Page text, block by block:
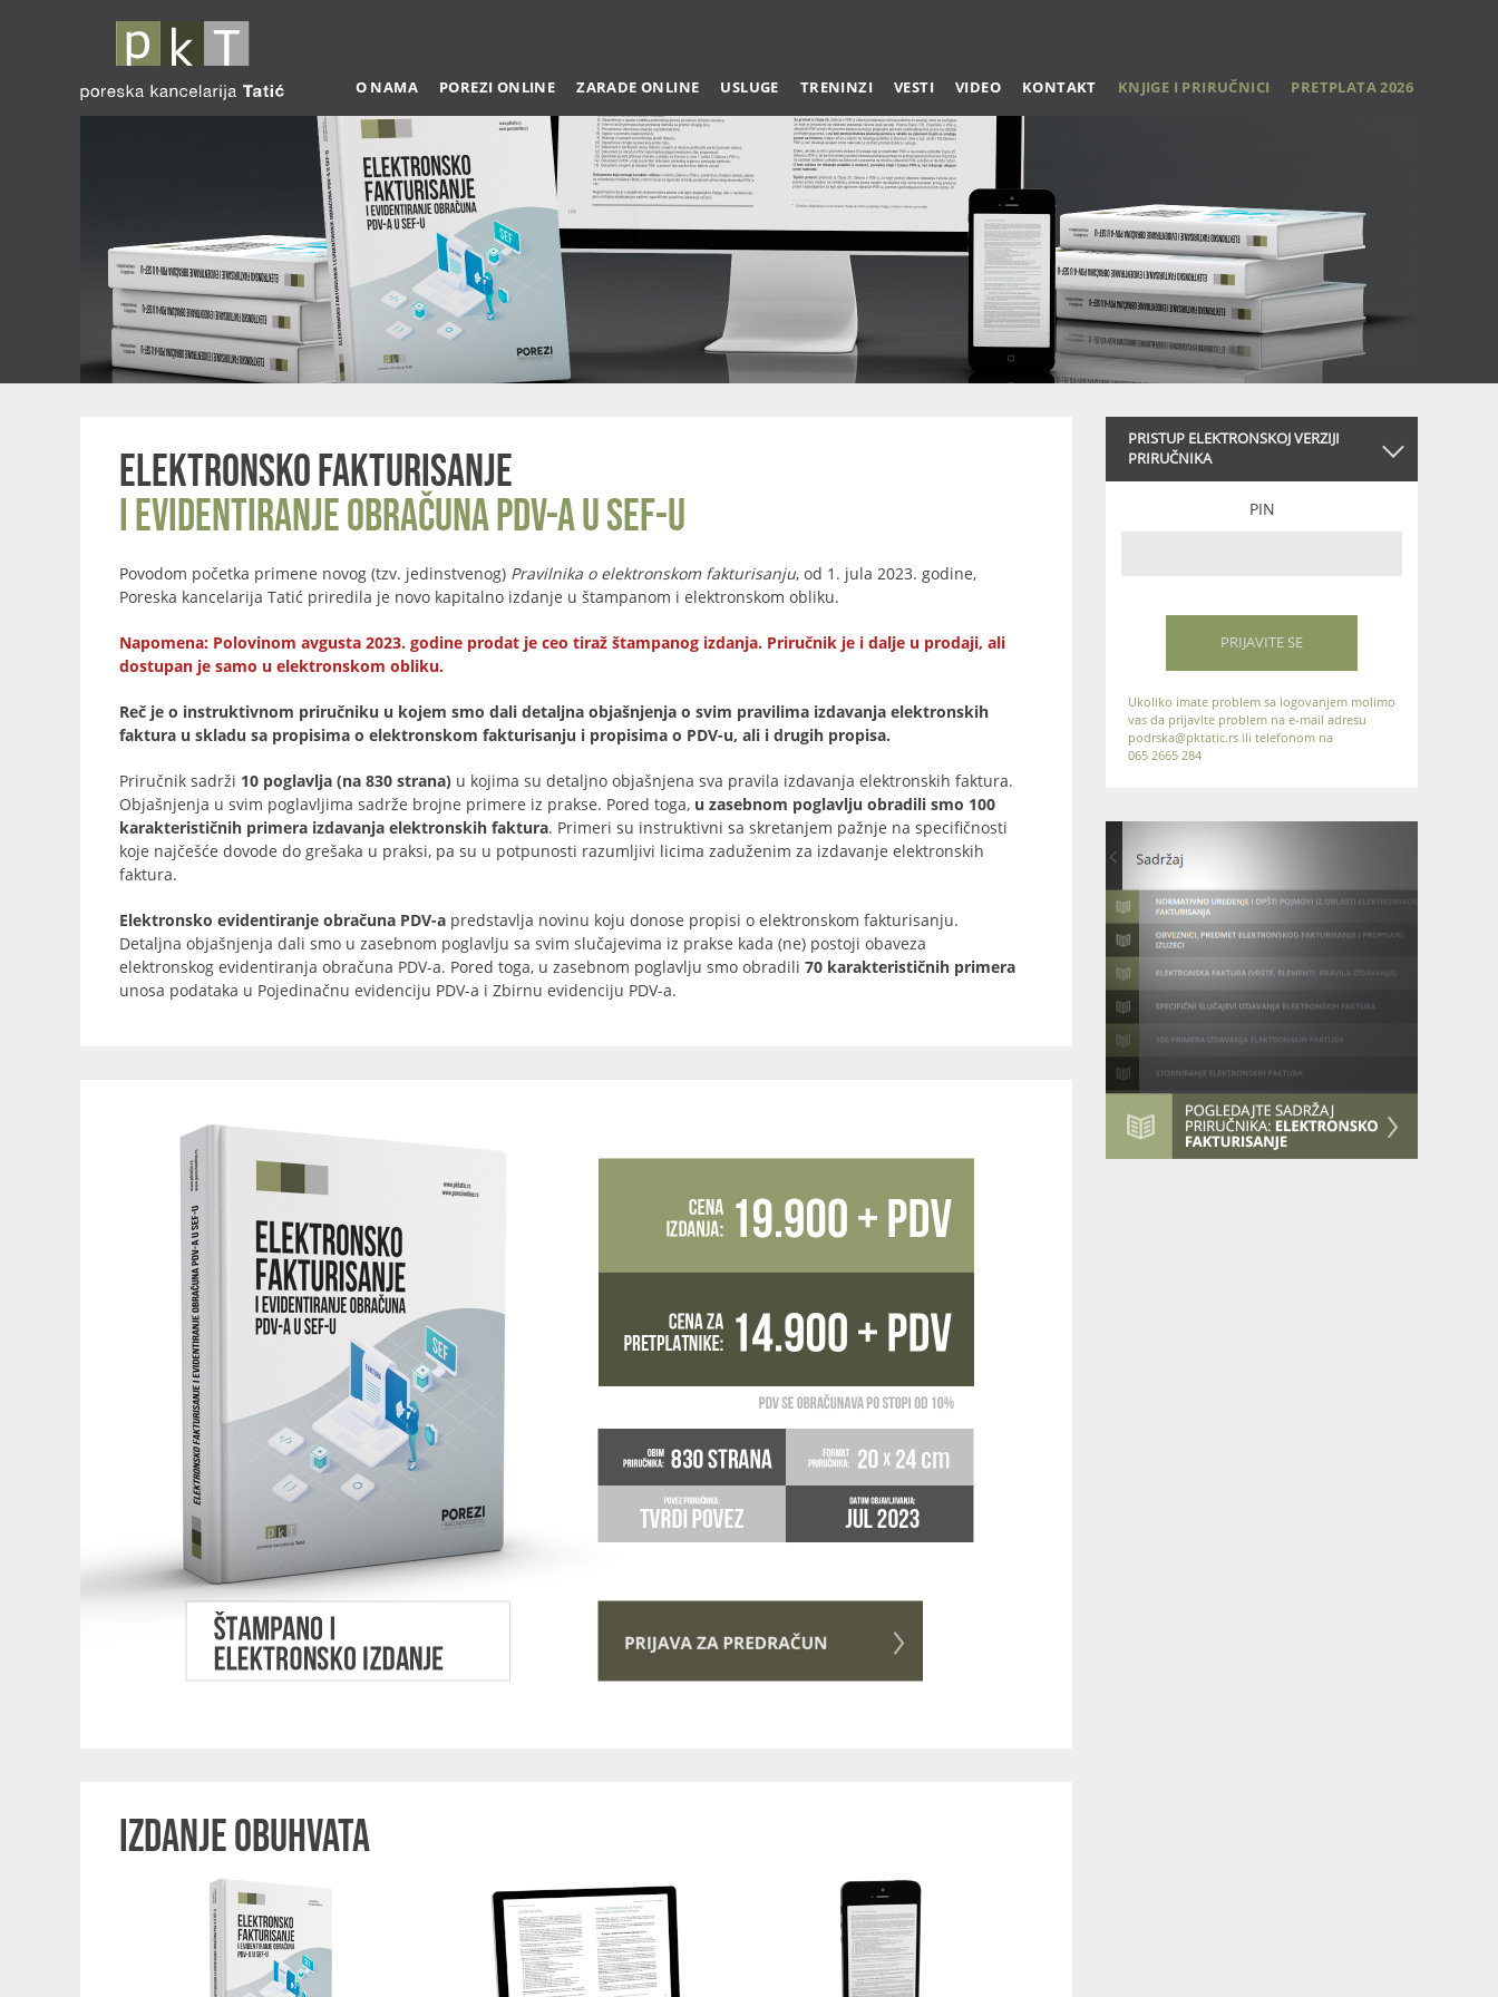
O NAMA POREZI ONLINE ZARADE ONLINE USLUGE TRENINZI VESTI VIDEO KONTAKT KNJIGE I PRIRUČNICI PRETPLATA 2026
Elektronsko fakturisanje
i evidentiranje obračuna PDV-a u SEF-u
Povodom početka primene novog (tzv. jedinstvenog) Pravilnika o elektronskom fakturisanju, od 1. jula 2023. godine,
Poreska kancelarija Tatić priredila je novo kapitalno izdanje u štampanom i elektronskom obliku.
Napomena: Polovinom avgusta 2023. godine prodat je ceo tiraž štampanog izdanja. Priručnik je i dalje u prodaji, ali
dostupan je samo u elektronskom obliku.
Reč je o instruktivnom priručniku u kojem smo dali detaljna objašnjenja o svim pravilima izdavanja elektronskih
faktura u skladu sa propisima o elektronskom fakturisanju i propisima o PDV-u, ali i drugih propisa.
Priručnik sadrži 10 poglavlja (na 830 strana) u kojima su detaljno objašnjena sva pravila izdavanja elektronskih faktura.
Objašnjenja u svim poglavljima sadrže brojne primere iz prakse. Pored toga, u zasebnom poglavlju obradili smo 100
karakterističnih primera izdavanja elektronskih faktura. Primeri su instruktivni sa skretanjem pažnje na specifičnosti
koje najčešće dovode do grešaka u praksi, pa su u potpunosti razumljivi licima zaduženim za izdavanje elektronskih
faktura.
Elektronsko evidentiranje obračuna PDV-a predstavlja novinu koju donose propisi o elektronskom fakturisanju.
Detaljna objašnjenja dali smo u zasebnom poglavlju sa svim slučajevima iz prakse kada (ne) postoji obaveza
elektronskog evidentiranja obračuna PDV-a. Pored toga, u zasebnom poglavlju smo obradili 70 karakterističnih primera
unosa podataka u Pojedinačnu evidenciju PDV-a i Zbirnu evidenciju PDV-a.
IZDANJE OBUHVATA
PRISTUP ELEKTRONSKOJ VERZIJI
PRIRUČNIKA
PIN
PRIJAVITE SE
Ukoliko imate problem sa logovanjem molimo
vas da prijavite problem na e-mail adresu
podrska@pktatic.rs ili telefonom na
065 2665 284